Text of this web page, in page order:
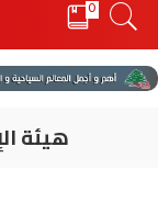
0
هيئة